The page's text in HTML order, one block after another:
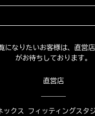
になりたいお客様は、直営
がお待ちしております。
直営店
ックス フィッティングスタ